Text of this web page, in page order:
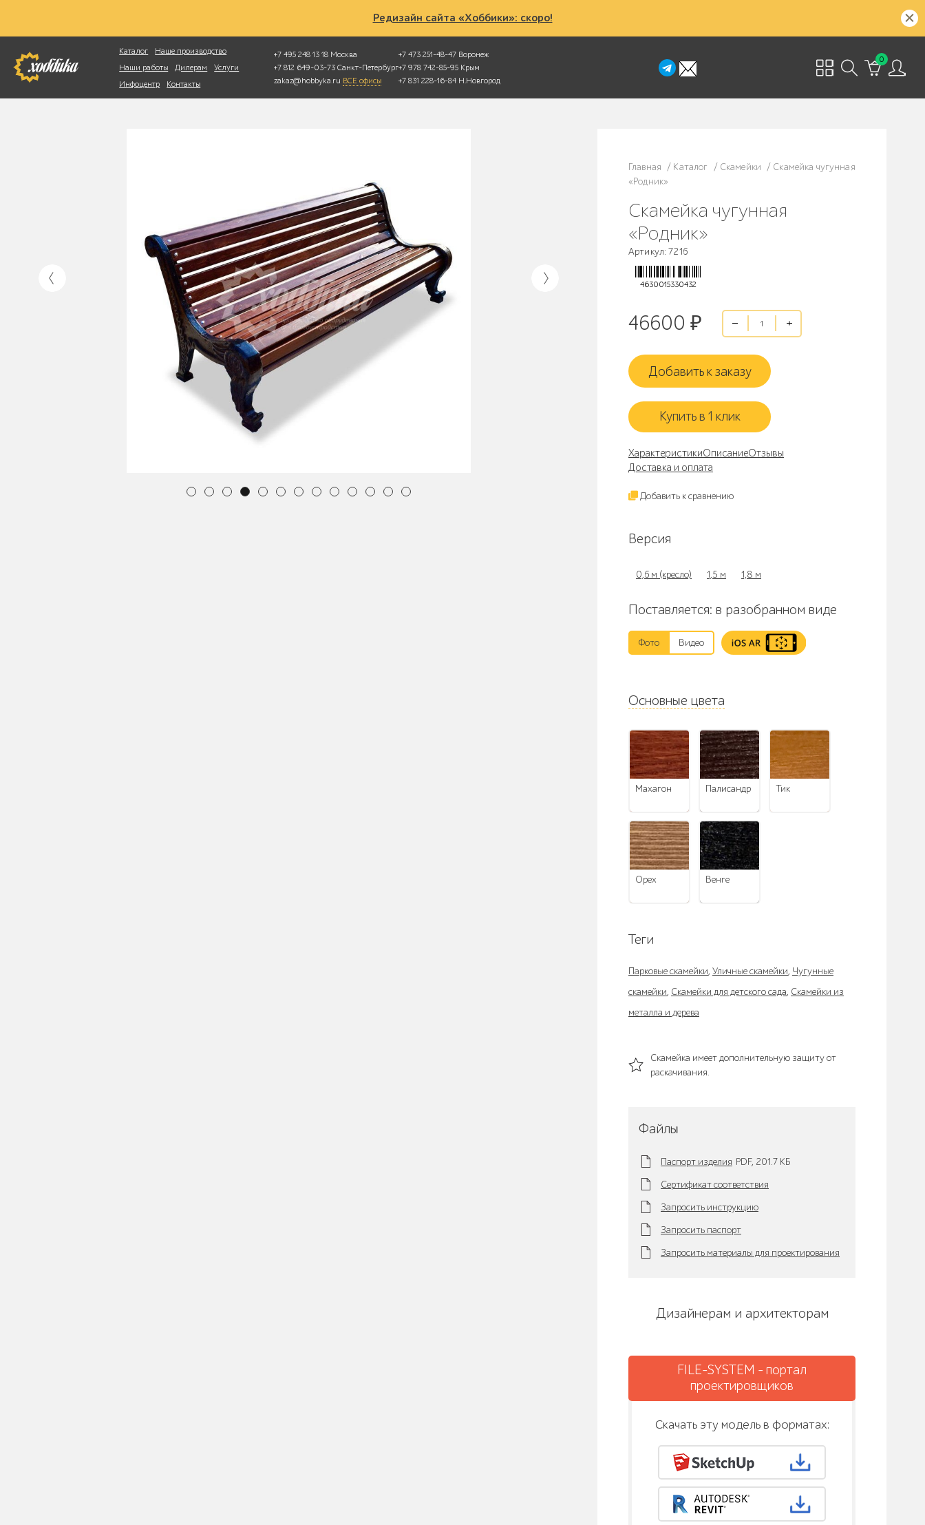
Редизайн сайта «Хоббики»: скоро!
Каталог
Наше производство
Наши работы
Дилерам
Услуги
Инфоцентр
Контакты
+7 495 248 13 18 Москва
+7 812 649-03-73 Санкт-Петербург
zakaz@hobbyka.ru ВСЕ офисы
+7 473 251-48-47 Воронеж
+7 978 742-85-95 Крым
+7 831 228-16-84 Н.Новгород
0
Фотопоиск
Главная / Каталог / Скамейки / Скамейка чугунная
«Родник»
Скамейка чугунная
«Родник»
Артикул: 7216
4630015330432
46600 ₽
Добавить к заказу
Купить в 1 клик
ХарактеристикиОписаниеОтзывы
Доставка и оплата
Добавить к сравнению
Версия
0,6 м (кресло) 1,5 м 1,8 м
Поставляется: в разобранном виде
Фото Видео
Основные цвета
махагон палисандр тик
орех венге
Теги
Парковые скамейки, Уличные скамейки, Чугунные
скамейки, Скамейки для детского сада, Скамейки из
металла и дерева
Скамейка имеет дополнительную защиту от
раскачивания.
Файлы
Паспорт изделия PDF, 201.7 KБ
Сертификат соответствия
Запросить инструкцию
Запросить паспорт
Запросить материалы для проектирования
Дизайнерам и архитекторам
FILE-SYSTEM - портал
проектировщиков
Скачать эту модель в форматах: